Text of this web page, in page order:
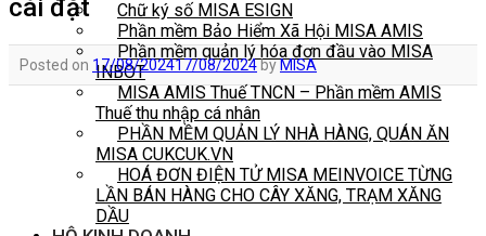
Chữ ký số MISA ESIGN
Phần mềm Bảo Hiểm Xã Hội MISA AMIS
Phần mềm quản lý hóa đơn đầu vào MISA
INBOT
MISA AMIS Thuế TNCN – Phần mềm AMIS
Thuế thu nhập cá nhân
PHẦN MỀM QUẢN LÝ NHÀ HÀNG, QUÁN ĂN
MISA CUKCUK.VN
HOÁ ĐƠN ĐIỆN TỬ MISA MEINVOICE TỪNG
LẦN BÁN HÀNG CHO CÂY XĂNG, TRẠM XĂNG
DẦU
cài đặt
Posted on 17/08/202417/08/2024byMISA